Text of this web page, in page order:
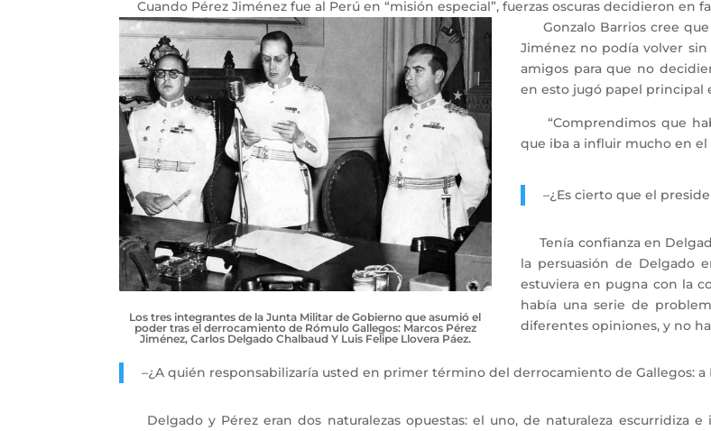
Cuando Pérez Jiménez fue al Perú en “misión especial”, fuerzas oscuras decidieron en
Los tres integrantes de la Junta Militar de Gobierno que asumió el
poder tras el derrocamiento de Rómulo Gallegos: Marcos Pérez
Jiménez, Carlos Delgado Chalbaud Y Luis Felipe Llovera Páez.
Gonzalo Barrios cree que
Jiménez no podía volver
amigos para que no
en esto jugó papel principal
“Comprendimos que
que iba a influir mucho en el
–¿Es cierto que el
Tenía confianza en
la persuasión de Delgado
estuviera en pugna con la
había una serie de
diferentes opiniones, y no
–¿A quién responsabilizaría usted en primer término del derrocamiento de Gallegos: a
Delgado y Pérez eran dos naturalezas opuestas: el uno, de naturaleza escurridiza